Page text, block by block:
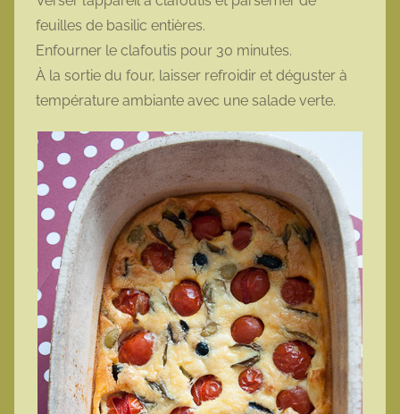
feuilles de basilic entières.
Enfourner le clafoutis pour 30 minutes.
À la sortie du four, laisser refroidir et déguster à
température ambiante avec une salade verte.